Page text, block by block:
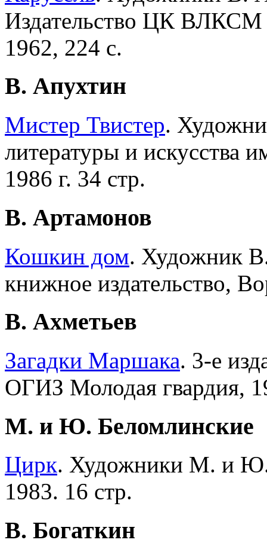
Издательство ЦК ВЛКСМ
1962, 224 с.
В. Апухтин
Мистер Твистер.
литературы и искусства
1986 г. 34 стр.
В. Артамонов
Кошкин дом. Художник
книжное издательство,
В. Ахметьев
Загадки Маршака. 3-е
ОГИЗ Молодая гвардия,
М. и Ю. Беломлинские
Цирк. Художники М. и Ю.
1983. 16 стр.
В. Богаткин